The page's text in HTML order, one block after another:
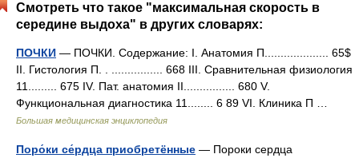
Смотреть что такое "максимальная скорость в
середине выдоха" в других словарях:
ПОЧКИ — ПОЧКИ. Содержание: I. Анатомия П.................... 65$
II. Гистология П. . ................ 668 III. Сравнительная физиология
11......... 675 IV. Пат. анатомия II................ 680 V.
Функциональная диагностика 11........ 6 89 VІ. Клиника П …
Большая медицинская энциклопедия
Поро́ки се́рдца приобретённые — Пороки сердца